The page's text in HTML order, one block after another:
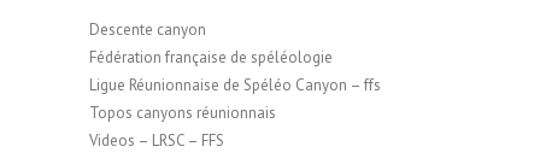
Descente canyon
Fédération française de spéléologie
Ligue Réunionnaise de Spéléo Canyon – ffs
Topos canyons réunionnais
Videos – LRSC – FFS